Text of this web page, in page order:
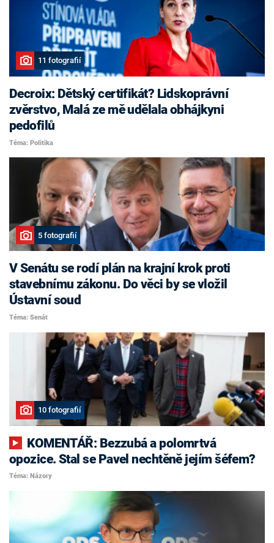
11 fotografií
Decroix: Dětský certifikát? Lidskoprávní
zvěrstvo, Malá ze mě udělala obhájkyni
pedofilů
Téma: Politika
5 fotografií
V Senátu se rodí plán na krajní krok proti
stavebnímu zákonu. Do věci by se vložil
Ústavní soud
Téma: Senát
10 fotografií
opozice. Stal se Pavel nechtěně jejím šéfem?
Téma: Názory